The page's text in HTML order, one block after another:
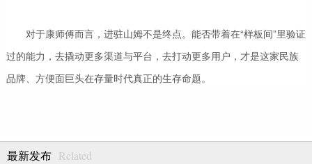
对于康师傅而言，进驻山姆不是终点。能否带着在“样板间”里验证
过的能力，去撬动更多渠道与平台，去打动更多用户，才是这家民族
品牌、方便面巨头在存量时代真正的生存命题。
最新发布 Related